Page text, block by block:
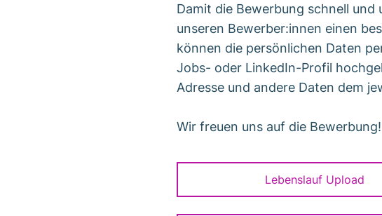
Damit die Bewerbung schnell
unseren Bewerber:innen einen
können die persönlichen Daten
Jobs- oder LinkedIn-Profil
Adresse und andere Daten dem
Wir freuen uns auf die Bewerbung!
Lebenslauf Upload